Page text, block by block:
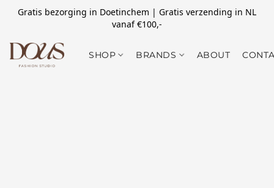
Gratis bezorging in Doetinchem | Gratis verzending in NL
vanaf €100,-
SHOP BRANDS ABOUT